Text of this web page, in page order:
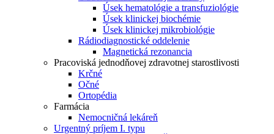
Úsek hematológie a transfuziológie
Úsek klinickej biochémie
Úsek klinickej mikrobiológie
Rádiodiagnostické oddelenie
Magnetická rezonancia
Pracoviská jednodňovej zdravotnej starostlivosti
Krčné
Očné
Ortopédia
Farmácia
Nemocničná lekáreň
Urgentný príjem I. typu